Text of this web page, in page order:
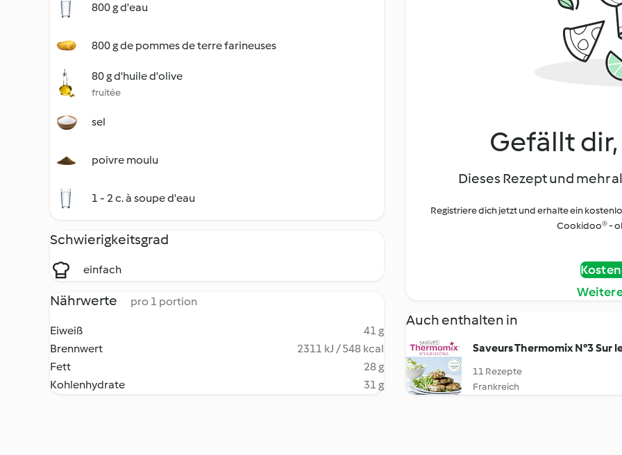
800 g d'eau
800 g de pommes de terre farineuses
80 g d'huile d'olive
fruitée
sel
poivre moulu
1 - 2 c. à soupe d'eau
Schwierigkeitsgrad
einfach
Nährwerte pro 1 portion
Eiweiß
41 g
Brennwert
2311 kJ / 548 kcal
Fett
28 g
Kohlenhydrate
31 g
Gefällt
Dieses Rezept und mehr
Registriere dich jetzt und erhalte ein
Cookidoo® -
Auch enthalten in
Saveurs Thermomix N°3 Sur
11 Rezepte
Frankreich